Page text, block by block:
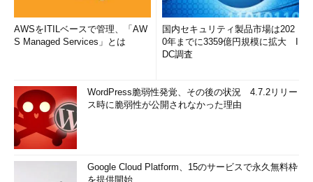
AWSをITILベースで管理、「AW
S Managed Services」とは
国内セキュリティ製品市場は202
0年までに3359億円規模に拡大 I
DC調査
WordPress脆弱性発覚、その後の状況 4.7.2リリー
ス時に脆弱性が公開されなかった理由
Google Cloud Platform、15のサービスで永久無料枠
を提供開始